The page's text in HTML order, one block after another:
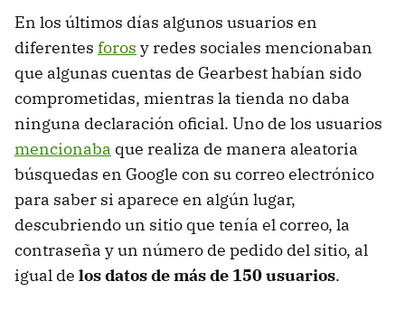
En los últimos días algunos usuarios en
diferentes foros y redes sociales mencionaban
que algunas cuentas de Gearbest habían sido
comprometidas, mientras la tienda no daba
ninguna declaración oficial. Uno de los usuarios
mencionaba que realiza de manera aleatoria
búsquedas en Google con su correo electrónico
para saber si aparece en algún lugar,
descubriendo un sitio que tenía el correo, la
contraseña y un número de pedido del sitio, al
igual de los datos de más de 150 usuarios.